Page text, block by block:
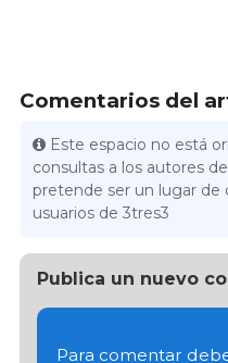
Comentarios del
Este espacio no está
consultas a los autores
pretende ser un lugar de
usuarios de 3tres3
Publica un nuevo
Para comentar